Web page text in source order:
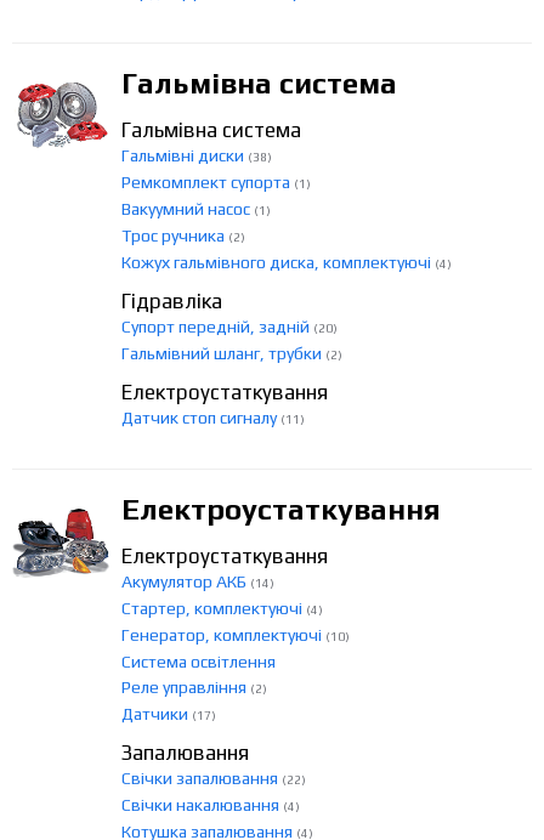
Гальмівна система
Гальмівна система
Гальмівні диски (38)
Ремкомплект супорта (1)
Вакуумний насос (1)
Трос ручника (2)
Кожух гальмівного диска, комплектуючі (4)
Гідравліка
Супорт передній, задній (20)
Гальмівний шланг, трубки (2)
Електроустаткування
Датчик стоп сигналу (11)
Електроустаткування
Електроустаткування
Акумулятор АКБ (14)
Стартер, комплектуючі (4)
Генератор, комплектуючі (10)
Система освітлення
Реле управління (2)
Датчики (17)
Запалювання
Свічки запалювання (22)
Свічки накалювання (4)
Котушка запалювання (4)